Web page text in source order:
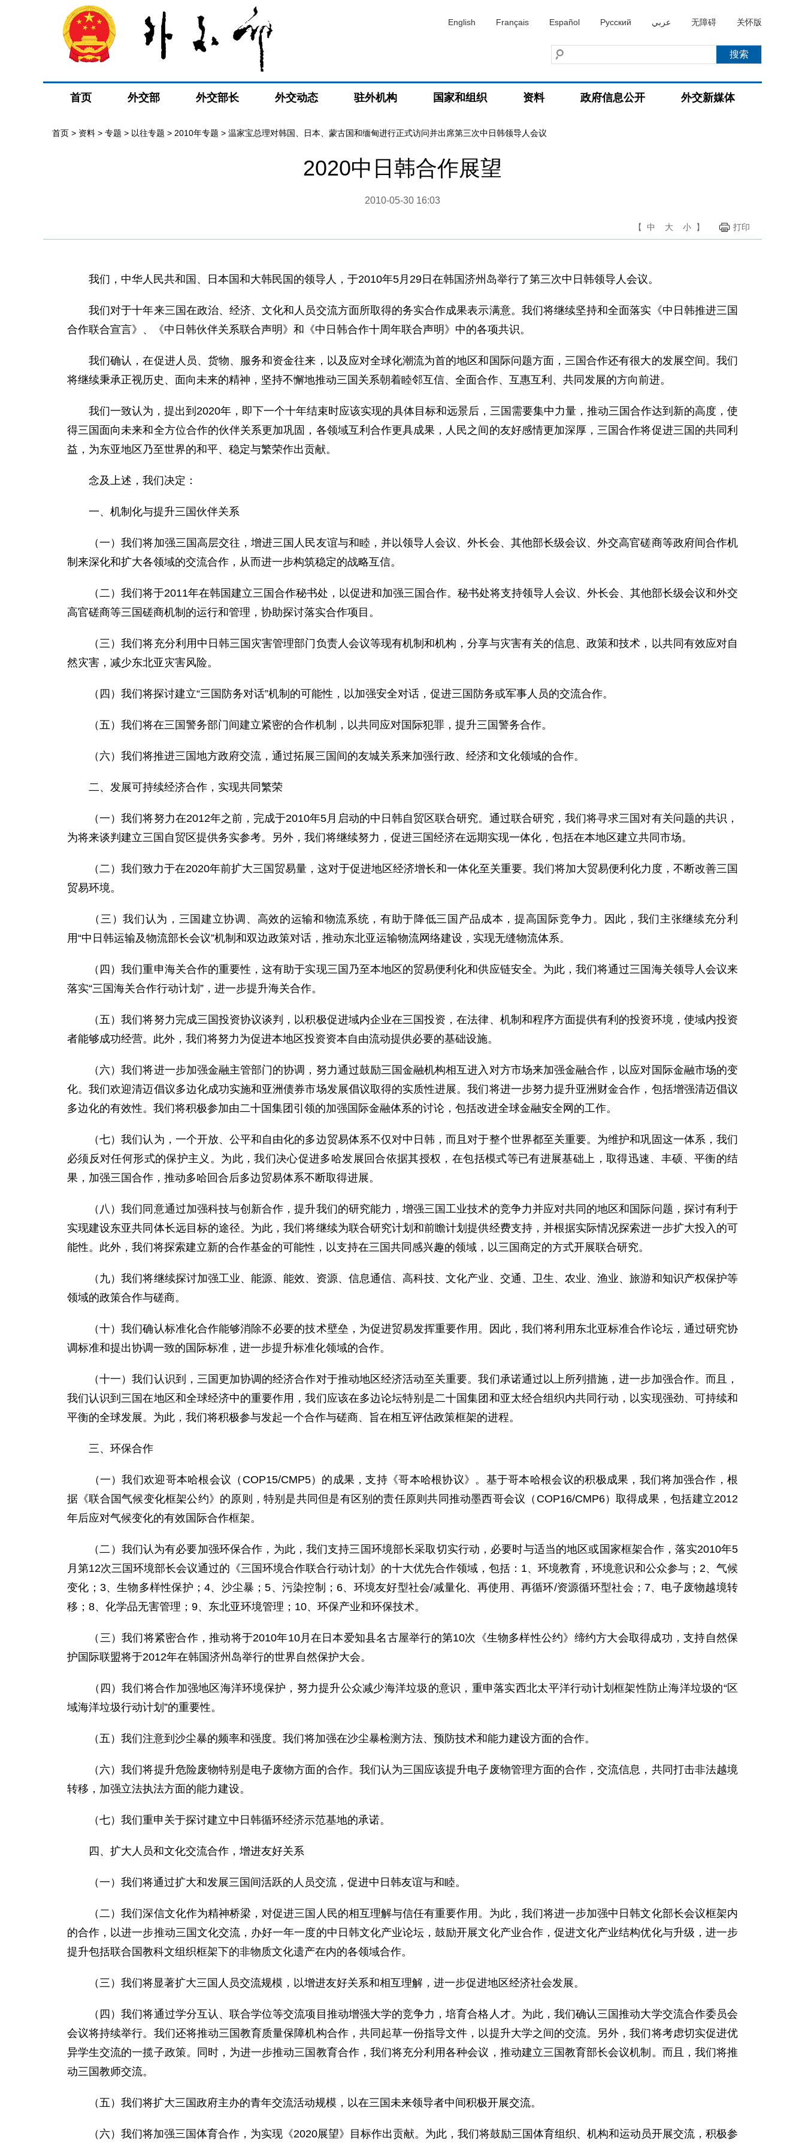
English Français Español Русский عربي 无障碍 关怀版
首页 外交部 外交部长 外交动态 驻外机构 国家和组织 资料 政府信息公开 外交新媒体
首页 > 资料 > 专题 > 以往专题 > 2010年专题 > 温家宝总理对韩国、日本、蒙古国和缅甸进行正式访问并出席第三次中日韩领导人会议
2020中日韩合作展望
2010-05-30 16:03
【 中 大 小 】 打印
我们，中华人民共和国、日本国和大韩民国的领导人，于2010年5月29日在韩国济州岛举行了第三次中日韩领导人会议。
我们对于十年来三国在政治、经济、文化和人员交流方面所取得的务实合作成果表示满意。我们将继续坚持和全面落实《中日韩推进三国
合作联合宣言》、《中日韩伙伴关系联合声明》和《中日韩合作十周年联合声明》中的各项共识。
我们确认，在促进人员、货物、服务和资金往来，以及应对全球化潮流为首的地区和国际问题方面，三国合作还有很大的发展空间。我们
将继续秉承正视历史、面向未来的精神，坚持不懈地推动三国关系朝着睦邻互信、全面合作、互惠互利、共同发展的方向前进。
我们一致认为，提出到2020年，即下一个十年结束时应该实现的具体目标和远景后，三国需要集中力量，推动三国合作达到新的高度，使
得三国面向未来和全方位合作的伙伴关系更加巩固，各领域互利合作更具成果，人民之间的友好感情更加深厚，三国合作将促进三国的共同利
益，为东亚地区乃至世界的和平、稳定与繁荣作出贡献。
念及上述，我们决定：
一、机制化与提升三国伙伴关系
（一）我们将加强三国高层交往，增进三国人民友谊与和睦，并以领导人会议、外长会、其他部长级会议、外交高官磋商等政府间合作机
制来深化和扩大各领域的交流合作，从而进一步构筑稳定的战略互信。
（二）我们将于2011年在韩国建立三国合作秘书处，以促进和加强三国合作。秘书处将支持领导人会议、外长会、其他部长级会议和外交
高官磋商等三国磋商机制的运行和管理，协助探讨落实合作项目。
（三）我们将充分利用中日韩三国灾害管理部门负责人会议等现有机制和机构，分享与灾害有关的信息、政策和技术，以共同有效应对自
然灾害，减少东北亚灾害风险。
（四）我们将探讨建立“三国防务对话”机制的可能性，以加强安全对话，促进三国防务或军事人员的交流合作。
（五）我们将在三国警务部门间建立紧密的合作机制，以共同应对国际犯罪，提升三国警务合作。
（六）我们将推进三国地方政府交流，通过拓展三国间的友城关系来加强行政、经济和文化领域的合作。
二、发展可持续经济合作，实现共同繁荣
（一）我们将努力在2012年之前，完成于2010年5月启动的中日韩自贸区联合研究。通过联合研究，我们将寻求三国对有关问题的共识，
为将来谈判建立三国自贸区提供务实参考。另外，我们将继续努力，促进三国经济在远期实现一体化，包括在本地区建立共同市场。
（二）我们致力于在2020年前扩大三国贸易量，这对于促进地区经济增长和一体化至关重要。我们将加大贸易便利化力度，不断改善三国
贸易环境。
（三）我们认为，三国建立协调、高效的运输和物流系统，有助于降低三国产品成本，提高国际竞争力。因此，我们主张继续充分利
用“中日韩运输及物流部长会议”机制和双边政策对话，推动东北亚运输物流网络建设，实现无缝物流体系。
（四）我们重申海关合作的重要性，这有助于实现三国乃至本地区的贸易便利化和供应链安全。为此，我们将通过三国海关领导人会议来
落实“三国海关合作行动计划”，进一步提升海关合作。
（五）我们将努力完成三国投资协议谈判，以积极促进域内企业在三国投资，在法律、机制和程序方面提供有利的投资环境，使域内投资
者能够成功经营。此外，我们将努力为促进本地区投资资本自由流动提供必要的基础设施。
（六）我们将进一步加强金融主管部门的协调，努力通过鼓励三国金融机构相互进入对方市场来加强金融合作，以应对国际金融市场的变
化。我们欢迎清迈倡议多边化成功实施和亚洲债券市场发展倡议取得的实质性进展。我们将进一步努力提升亚洲财金合作，包括增强清迈倡议
多边化的有效性。我们将积极参加由二十国集团引领的加强国际金融体系的讨论，包括改进全球金融安全网的工作。
（七）我们认为，一个开放、公平和自由化的多边贸易体系不仅对中日韩，而且对于整个世界都至关重要。为维护和巩固这一体系，我们
必须反对任何形式的保护主义。为此，我们决心促进多哈发展回合依据其授权，在包括模式等已有进展基础上，取得迅速、丰硕、平衡的结
果，加强三国合作，推动多哈回合后多边贸易体系不断取得进展。
（八）我们同意通过加强科技与创新合作，提升我们的研究能力，增强三国工业技术的竞争力并应对共同的地区和国际问题，探讨有利于
实现建设东亚共同体长远目标的途径。为此，我们将继续为联合研究计划和前瞻计划提供经费支持，并根据实际情况探索进一步扩大投入的可
能性。此外，我们将探索建立新的合作基金的可能性，以支持在三国共同感兴趣的领域，以三国商定的方式开展联合研究。
（九）我们将继续探讨加强工业、能源、能效、资源、信息通信、高科技、文化产业、交通、卫生、农业、渔业、旅游和知识产权保护等
领域的政策合作与磋商。
（十）我们确认标准化合作能够消除不必要的技术壁垒，为促进贸易发挥重要作用。因此，我们将利用东北亚标准合作论坛，通过研究协
调标准和提出协调一致的国际标准，进一步提升标准化领域的合作。
（十一）我们认识到，三国更加协调的经济合作对于推动地区经济活动至关重要。我们承诺通过以上所列措施，进一步加强合作。而且，
我们认识到三国在地区和全球经济中的重要作用，我们应该在多边论坛特别是二十国集团和亚太经合组织内共同行动，以实现强劲、可持续和
平衡的全球发展。为此，我们将积极参与发起一个合作与磋商、旨在相互评估政策框架的进程。
三、环保合作
（一）我们欢迎哥本哈根会议（COP15/CMP5）的成果，支持《哥本哈根协议》。基于哥本哈根会议的积极成果，我们将加强合作，根
据《联合国气候变化框架公约》的原则，特别是共同但是有区别的责任原则共同推动墨西哥会议（COP16/CMP6）取得成果，包括建立2012
年后应对气候变化的有效国际合作框架。
（二）我们认为有必要加强环保合作，为此，我们支持三国环境部长采取切实行动，必要时与适当的地区或国家框架合作，落实2010年5
月第12次三国环境部长会议通过的《三国环境合作联合行动计划》的十大优先合作领域，包括：1、环境教育，环境意识和公众参与；2、气候
变化；3、生物多样性保护；4、沙尘暴；5、污染控制；6、环境友好型社会/减量化、再使用、再循环/资源循环型社会；7、电子废物越境转
移；8、化学品无害管理；9、东北亚环境管理；10、环保产业和环保技术。
（三）我们将紧密合作，推动将于2010年10月在日本爱知县名古屋举行的第10次《生物多样性公约》缔约方大会取得成功，支持自然保
护国际联盟将于2012年在韩国济州岛举行的世界自然保护大会。
（四）我们将合作加强地区海洋环境保护，努力提升公众减少海洋垃圾的意识，重申落实西北太平洋行动计划框架性防止海洋垃圾的“区
域海洋垃圾行动计划”的重要性。
（五）我们注意到沙尘暴的频率和强度。我们将加强在沙尘暴检测方法、预防技术和能力建设方面的合作。
（六）我们将提升危险废物特别是电子废物方面的合作。我们认为三国应该提升电子废物管理方面的合作，交流信息，共同打击非法越境
转移，加强立法执法方面的能力建设。
（七）我们重申关于探讨建立中日韩循环经济示范基地的承诺。
四、扩大人员和文化交流合作，增进友好关系
（一）我们将通过扩大和发展三国间活跃的人员交流，促进中日韩友谊与和睦。
（二）我们深信文化作为精神桥梁，对促进三国人民的相互理解与信任有重要作用。为此，我们将进一步加强中日韩文化部长会议框架内
的合作，以进一步推动三国文化交流，办好一年一度的中日韩文化产业论坛，鼓励开展文化产业合作，促进文化产业结构优化与升级，进一步
提升包括联合国教科文组织框架下的非物质文化遗产在内的各领域合作。
（三）我们将显著扩大三国人员交流规模，以增进友好关系和相互理解，进一步促进地区经济社会发展。
（四）我们将通过学分互认、联合学位等交流项目推动增强大学的竞争力，培育合格人才。为此，我们确认三国推动大学交流合作委员会
会议将持续举行。我们还将推动三国教育质量保障机构合作，共同起草一份指导文件，以提升大学之间的交流。另外，我们将考虑切实促进优
异学生交流的一揽子政策。同时，为进一步推动三国教育合作，我们将充分利用各种会议，推动建立三国教育部长会议机制。而且，我们将推
动三国教师交流。
（五）我们将扩大三国政府主办的青年交流活动规模，以在三国未来领导者中间积极开展交流。
（六）我们将加强三国体育合作，为实现《2020展望》目标作出贡献。为此，我们将鼓励三国体育组织、机构和运动员开展交流，积极参